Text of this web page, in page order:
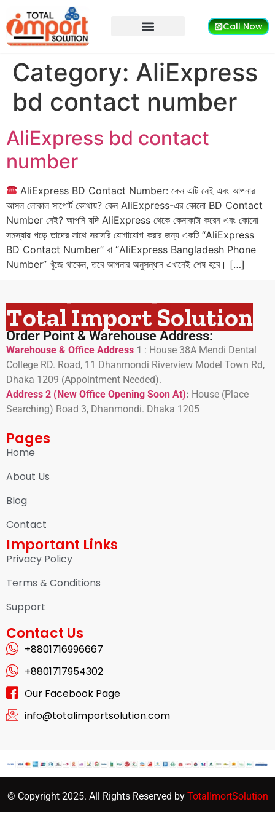
Call Now
Category: AliExpress
bd contact number
AliExpress bd contact
number
AliExpress BD Contact Number: কেন এটি নেই এবং আপনার
আসল লোকাল সাপোর্ট কোথায়? কেন AliExpress-এর কোনো BD Contact
Number নেই? আপনি যদি AliExpress থেকে কেনাকাটা করেন এবং কোনো
সমস্যায় পড়ে তাদের সাথে সরাসরি যোগাযোগ করার জন্য একটি “AliExpress
BD Contact Number” বা “AliExpress Bangladesh Phone
Number” খুঁজে থাকেন, তবে আপনার অনুসন্ধান এখানেই শেষ হবে। […]
Total Import Solution
Order Point & Warehouse Address:
Warehouse & Office Address 1 : House 38A Mendi Dental
College RD. Road, 11 Dhanmondi Riverview Model Town Rd,
Dhaka 1209 (Appointment Needed).
Address 2 (New Office Opening Soon At): House (Place
Searching) Road 3, Dhanmondi. Dhaka 1205
Pages
Home
About Us
Blog
Contact
Important Links
Privacy Policy
Terms & Conditions
Support
Contact Us
+8801716996667
+8801717954302
Our Facebook Page
info@totalimportsolution.com
© Copyright 2025. All Rights Reserved by TotalImortSolution